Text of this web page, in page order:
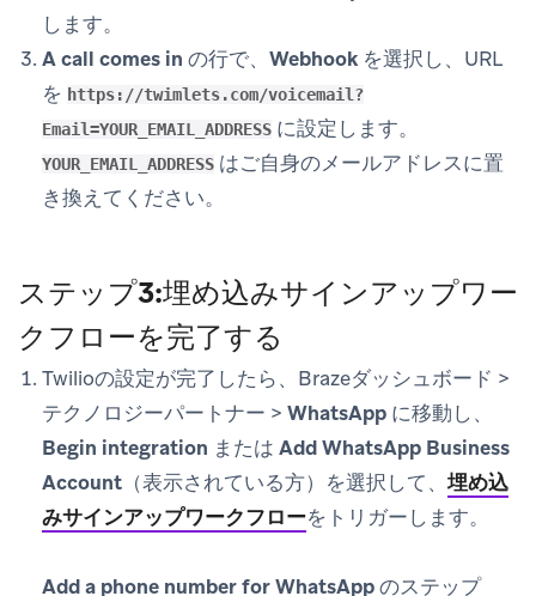
します。
A call comes in の行で、 Webhookを選択し、URL
を https://twimlets.com/voicemail?
Email=YOUR_EMAIL_ADDRESS に設定します。
YOUR_EMAIL_ADDRESS はご自身のメールアドレスに置
き換えてください。
ステップ3:埋め込みサインアップワー
クフローを完了する
Twilioの設定が完了したら、Brazeダッシュボード >
テクノロジーパートナー > WhatsApp に移動し、
Begin integration または Add WhatsApp Business
Account （表示されている方）を選択して、 埋め込
みサインアップワークフローをトリガーします。
Add a phone number for WhatsAppのステップ